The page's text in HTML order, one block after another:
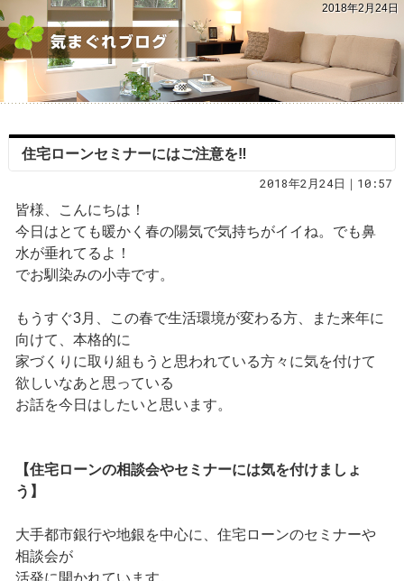
2018年2月24日
住宅ローンセミナーにはご注意を‼
2018年2月24日｜10:57
皆様、こんにちは！
今日はとても暖かく春の陽気で気持ちがイイね。でも鼻
水が垂れてるよ！
でお馴染みの小寺です。
もうすぐ3月、この春で生活環境が変わる方、また来年に
向けて、本格的に
家づくりに取り組もうと思われている方々に気を付けて
欲しいなあと思っている
お話を今日はしたいと思います。
【住宅ローンの相談会やセミナーには気を付けましょ
う】
大手都市銀行や地銀を中心に、住宅ローンのセミナーや
相談会が